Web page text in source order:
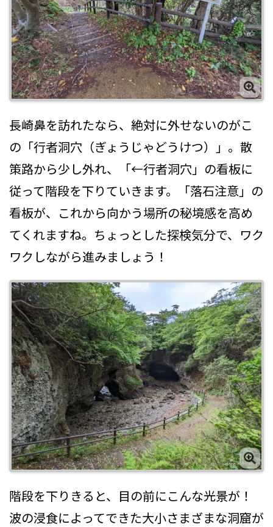
長崎鼻を訪れたなら、絶対に外せないのがこ
の「行者洞穴（ぎょうじゃどうけつ）」。散
策路から少し外れ、「←行者洞穴」の看板に
従って階段を下りていきます。「落石注意」の
看板が、これから向かう場所の秘境感を高め
てくれますね。ちょっとした探検気分で、ワク
ワクしながら進みましょう！
階段を下りきると、目の前にこんな光景が！
波の浸食によってできた大小さまざまな洞窟が